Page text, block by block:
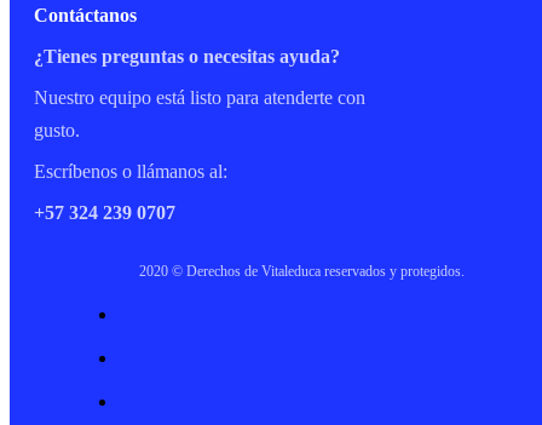
Contáctanos
¿Tienes preguntas o necesitas ayuda?
Nuestro equipo está listo para atenderte con
gusto.
Escríbenos o llámanos al:
+57 324 239 0707
2020 © Derechos de Vitaleduca reservados y protegidos.